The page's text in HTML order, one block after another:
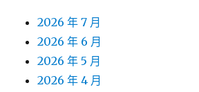
2026 年 7 月
2026 年 6 月
2026 年 5 月
2026 年 4 月